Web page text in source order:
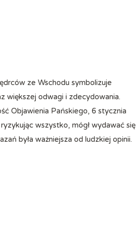
większej odwagi i zdecydowania.
Objawienia Pańskiego, 6 stycznia
wszystko, mógł wydawać się
była ważniejsza od ludzkiej opinii.